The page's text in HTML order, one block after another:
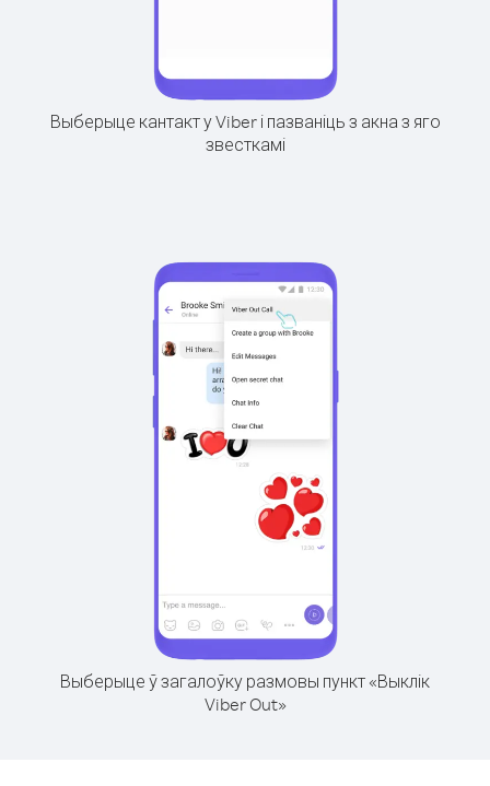
Выберыце кантакт у Viber і пазваніць з акна з яго
звесткамі
Выберыце ў загалоўку размовы пункт «Выклік
Viber Out»